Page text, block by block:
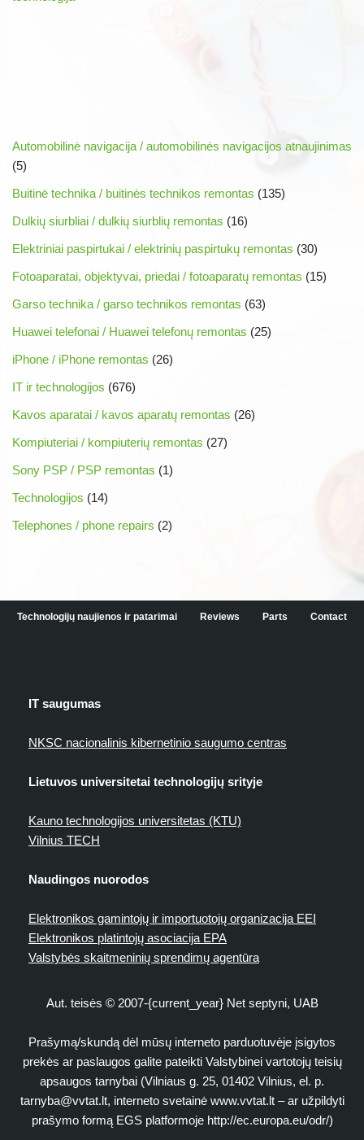
Automobilinė navigacija / automobilinės navigacijos atnaujinimas
(5)
Buitinė technika / buitinės technikos remontas (135)
Dulkių siurbliai / dulkių siurblių remontas (16)
Elektriniai paspirtukai / elektrinių paspirtukų remontas (30)
Fotoaparatai, objektyvai, priedai / fotoaparatų remontas (15)
Garso technika / garso technikos remontas (63)
Huawei telefonai / Huawei telefonų remontas (25)
iPhone / iPhone remontas (26)
IT ir technologijos (676)
Kavos aparatai / kavos aparatų remontas (26)
Kompiuteriai / kompiuterių remontas (27)
Sony PSP / PSP remontas (1)
Technologijos (14)
Telephones / phone repairs (2)
Technologijų naujienos ir patarimai Reviews Parts Contact
IT saugumas
NKSC nacionalinis kibernetinio saugumo centras
Lietuvos universitetai technologijų srityje
Kauno technologijos universitetas (KTU)
Vilnius TECH
Naudingos nuorodos
Elektronikos gamintojų ir importuotojų organizacija EEI
Elektronikos platintojų asociacija EPA
Valstybės skaitmeninių sprendimų agentūra
Aut. teisės © 2007-{current_year} Net septyni, UAB
Prašymą/skundą dėl mūsų interneto parduotuvėje įsigytos
prekės ar paslaugos galite pateikti Valstybinei vartotojų teisių
apsaugos tarnybai (Vilniaus g. 25, 01402 Vilnius, el. p.
tarnyba@vvtat.lt, interneto svetainė www.vvtat.lt – ar užpildyti
prašymo formą EGS platformoje http://ec.europa.eu/odr/)